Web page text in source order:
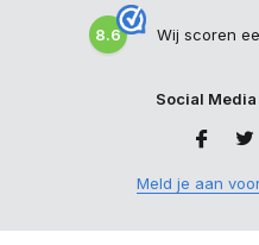
8.6 Wij scoren
Social
Meld je aan